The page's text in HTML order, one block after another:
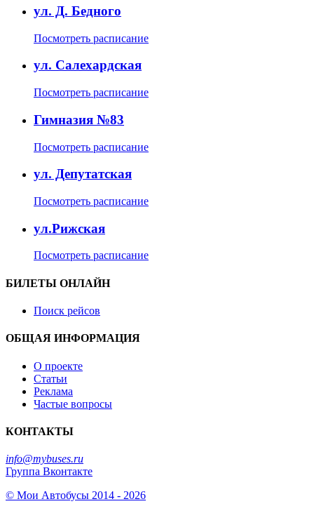
ул. Д. Бедного
Посмотреть расписание
ул. Салехардская
Посмотреть расписание
Гимназия №83
Посмотреть расписание
ул. Депутатская
Посмотреть расписание
ул.Рижская
Посмотреть расписание
БИЛЕТЫ ОНЛАЙН
Поиск рейсов
ОБЩАЯ ИНФОРМАЦИЯ
О проекте
Статьи
Реклама
Частые вопросы
КОНТАКТЫ
info@mybuses.ru
Группа Вконтакте
© Мои Автобусы 2014 - 2026